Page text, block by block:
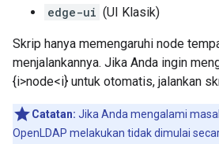
edge-ui (UI Klasik)
Skrip hanya memengaruhi node
menjalankannya. Jika Anda ingin
{i>node<i} untuk otomatis, jalankan
Catatan: Jika Anda mengalami
OpenLDAP melakukan tidak dimulai